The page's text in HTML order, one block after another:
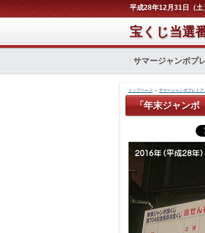
平成28年12月31日（
宝くじ当選
サマージャンボプ
トップページ ＞サマージャンボプレミ
「年末ジャンボ